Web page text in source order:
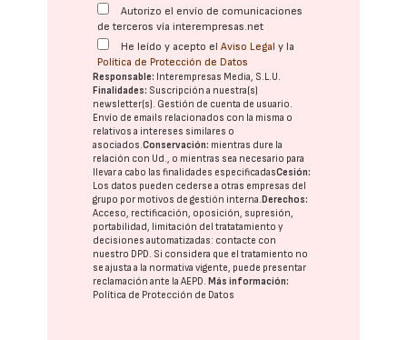
Autorizo el envío de comunicaciones
de terceros vía interempresas.net
He leído y acepto elAviso Legal y la
Política de Protección de Datos
Responsable: Interempresas Media, S.L.U.
Finalidades: Suscripción a nuestra(s)
newsletter(s). Gestión de cuenta de usuario.
Envío de emails relacionados con la misma o
relativos a intereses similares o
asociados.Conservación: mientras dure la
relación con Ud., o mientras sea necesario para
llevar a cabo las finalidades especificadasCesión:
Los datos pueden cederse a otras empresas del
grupo por motivos de gestión interna.Derechos:
Acceso, rectificación, oposición, supresión,
portabilidad, limitación del tratatamiento y
decisiones automatizadas: contacte con
nuestro DPD. Si considera que el tratamiento no
se ajusta a la normativa vigente, puede presentar
reclamación ante laAEPD.Más información:
Política de Protección de Datos